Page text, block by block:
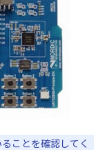
ことを確認してく